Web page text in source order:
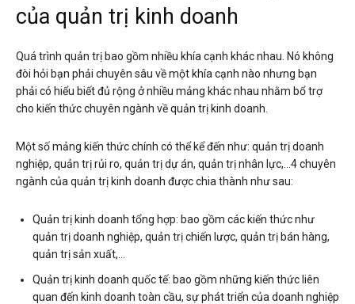
của quản trị kinh doanh
Quá trình quản trị bao gồm nhiều khía cạnh khác nhau. Nó không
đòi hỏi bạn phải chuyên sâu về một khía cạnh nào nhưng bạn
phải có hiểu biết đủ rộng ở nhiều mảng khác nhau nhằm bổ trợ
cho kiến thức chuyên ngành về quản trị kinh doanh.
Một số mảng kiến thức chính có thể kể đến như: quản trị doanh
nghiệp, quản trị rủi ro, quản trị dự án, quản trị nhân lực,…4 chuyên
ngành của quản trị kinh doanh được chia thành như sau:
Quản trị kinh doanh tổng hợp: bao gồm các kiến thức như
quản trị doanh nghiệp, quản trị chiến lược, quản trị bán hàng,
quản trị sản xuất,…
Quản trị kinh doanh quốc tế: bao gồm những kiến thức liên
quan đến kinh doanh toàn cầu, sự phát triển của doanh nghiệp